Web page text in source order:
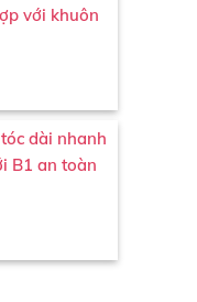
với khuôn
dài nhanh
B1 an toàn